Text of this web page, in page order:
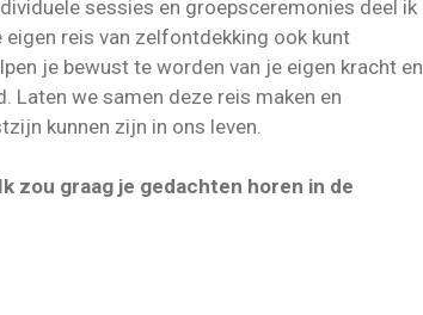
sessies en groepsceremonies deel ik
reis van zelfontdekking ook kunt
je bewust te worden van je eigen kracht en
Laten we samen deze reis maken en
kunnen zijn in ons leven.
zou graag je gedachten horen in de